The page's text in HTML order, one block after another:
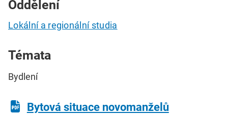
Oddělení
Lokální a regionální studia
Témata
Bydlení
Bytová situace novomanželů